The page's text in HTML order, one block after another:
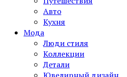
Авто
Кухня
Мода
Люди стиля
Коллекции
Детали